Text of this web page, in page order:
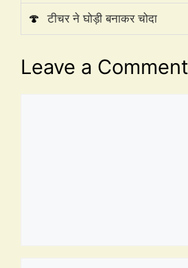
🍄 टीचर ने घोड़ी बनाकर चोदा
Leave a Comment